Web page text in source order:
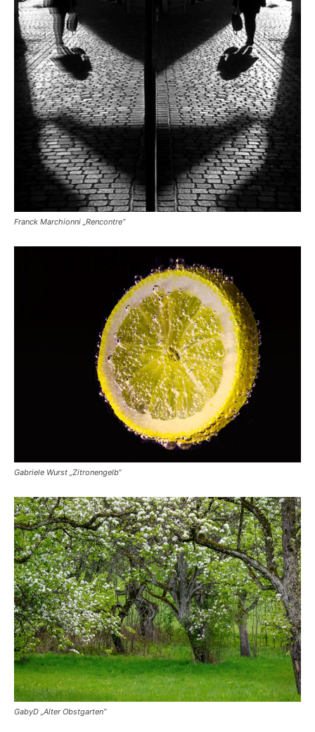
Franck Marchionni „Rencontre“
Gabriele Wurst „Zitronengelb“
GabyD „Alter Obstgarten“